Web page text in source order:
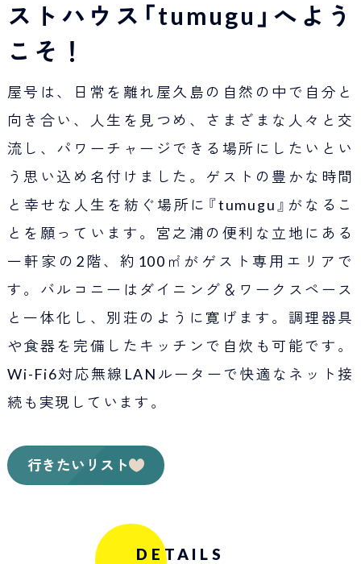
ストハウス「tumugu」へよう
こそ！
屋号は、日常を離れ屋久島の自然の中で自分と
向き合い、人生を見つめ、さまざまな人々と交
流し、パワーチャージできる場所にしたいとい
う思い込め名付けました。ゲストの豊かな時間
と幸せな人生を紡ぐ場所に『tumugu』がなるこ
とを願っています。宮之浦の便利な立地にある
一軒家の2階、約100㎡がゲスト専用エリアで
す。バルコニーはダイニング＆ワークスペース
と一体化し、別荘のように寛げます。調理器具
や食器を完備したキッチンで自炊も可能です。
Wi-Fi6対応無線LANルーターで快適なネット接
続も実現しています。
行きたいリスト
DETAILS